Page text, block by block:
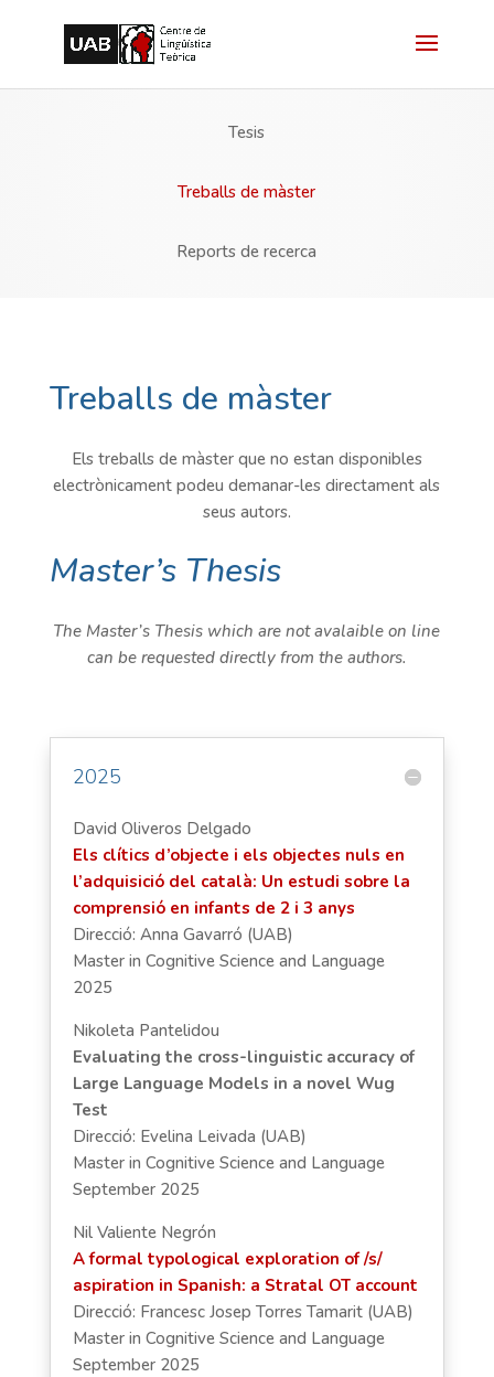
Tesis
Treballs de màster
Reports de recerca
Treballs de màster
Els treballs de màster que no estan disponibles
electrònicament podeu demanar-les directament als
seus autors.
Master’s Thesis
The Master’s Thesis which are not avalaible on line
can be requested directly from the authors.
2025
David Oliveros Delgado
Els clítics d’objecte i els objectes nuls en
l’adquisició del català: Un estudi sobre la
comprensió en infants de 2 i 3 anys
Direcció: Anna Gavarró (UAB)
Master in Cognitive Science and Language
2025
Nikoleta Pantelidou
Evaluating the cross-linguistic accuracy of
Large Language Models in a novel Wug
Test
Direcció: Evelina Leivada (UAB)
Master in Cognitive Science and Language
September 2025
Nil Valiente Negrón
A formal typological exploration of /s/
aspiration in Spanish: a Stratal OT account
Direcció: Francesc Josep Torres Tamarit (UAB)
Master in Cognitive Science and Language
September 2025